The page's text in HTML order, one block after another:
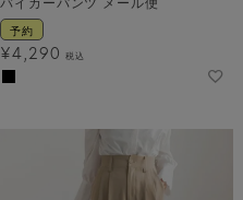
予約
¥4,290 税込